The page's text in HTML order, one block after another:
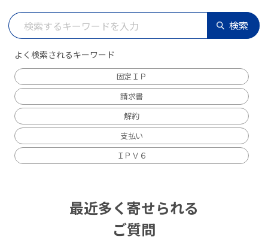
検索
よく検索されるキーワード
固定ＩＰ
請求書
解約
支払い
ＩＰＶ６
最近多く寄せられる
ご質問